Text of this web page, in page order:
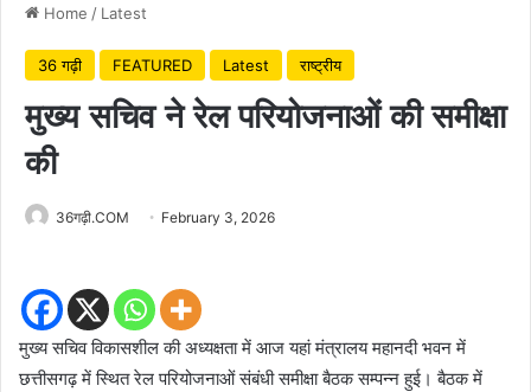
Home / Latest
36 गढ़ी FEATURED Latest राष्ट्रीय
मुख्य सचिव ने रेल परियोजनाओं की समीक्षा
की
36गढ़ी.COM February 3, 2026
मुख्य सचिव विकासशील की अध्यक्षता में आज यहां मंत्रालय महानदी भवन में
छत्तीसगढ़ में स्थित रेल परियोजनाओं संबंधी समीक्षा बैठक सम्पन्न हुई। बैठक में